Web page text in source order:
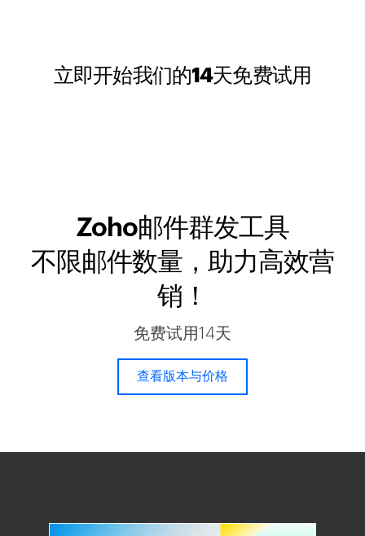
立即开始我们的14天免费试用
Zoho邮件群发工具
不限邮件数量，助力高效营
销！
免费试用14天
查看版本与价格